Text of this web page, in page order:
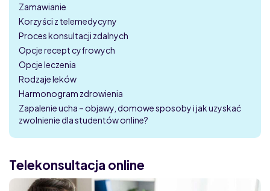
Zamawianie
Korzyści z telemedycyny
Proces konsultacji zdalnych
Opcje recept cyfrowych
Opcje leczenia
Rodzaje leków
Harmonogram zdrowienia
Zapalenie ucha – objawy, domowe sposoby i jak uzyskać
zwolnienie dla studentów online?
Telekonsultacja online